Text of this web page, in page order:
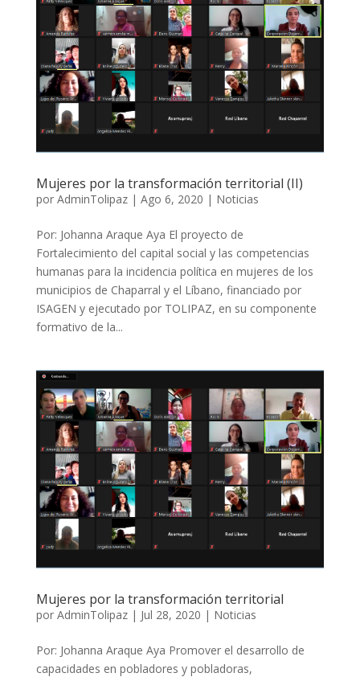
Mujeres por la transformación territorial (II)
por AdminTolipaz| Ago 6, 2020 | Noticias
Por: Johanna Araque Aya El proyecto de
Fortalecimiento del capital social y las competencias
humanas para la incidencia política en mujeres de los
municipios de Chaparral y el Líbano, financiado por
ISAGEN y ejecutado por TOLIPAZ, en su componente
formativo de la...
Mujeres por la transformación territorial
por AdminTolipaz| Jul 28, 2020 | Noticias
Por: Johanna Araque Aya Promover el desarrollo de
capacidades en pobladores y pobladoras,